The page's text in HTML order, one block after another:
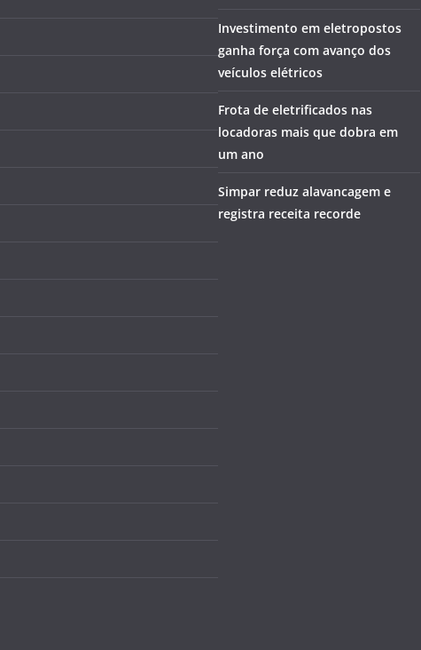
Investimento em eletropostos
ganha força com avanço dos
veículos elétricos
Frota de eletrificados nas
locadoras mais que dobra em
um ano
Simpar reduz alavancagem e
registra receita recorde